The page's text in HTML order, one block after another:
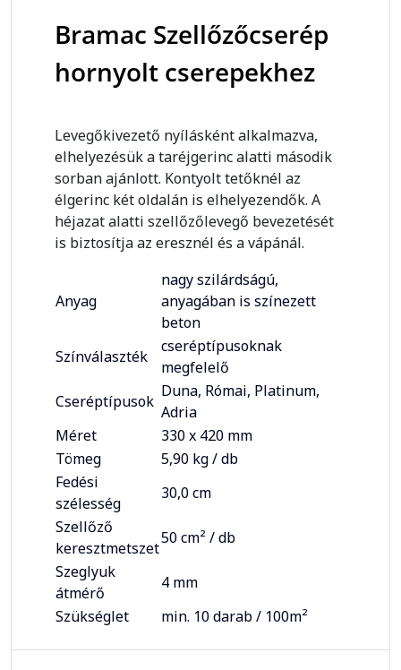
Bramac Szellőzőcserép
hornyolt cserepekhez
Levegőkivezető nyílásként alkalmazva,
elhelyezésük a taréjgerinc alatti második
sorban ajánlott. Kontyolt tetőknél az
élgerinc két oldalán is elhelyezendők. A
héjazat alatti szellőzőlevegő bevezetését
is biztosítja az eresznél és a vápánál.
Anyag
nagy szilárdságú,
anyagában is színezett
beton
Színválaszték
cseréptípusoknak
megfelelő
Cseréptípusok
Duna, Római, Platinum,
Adria
Méret
330 x 420 mm
Tömeg
5,90 kg / db
Fedési
szélesség
30,0 cm
Szellőző
keresztmetszet
50 cm² / db
Szeglyuk
átmérő
4 mm
Szükséglet
min. 10 darab / 100m²